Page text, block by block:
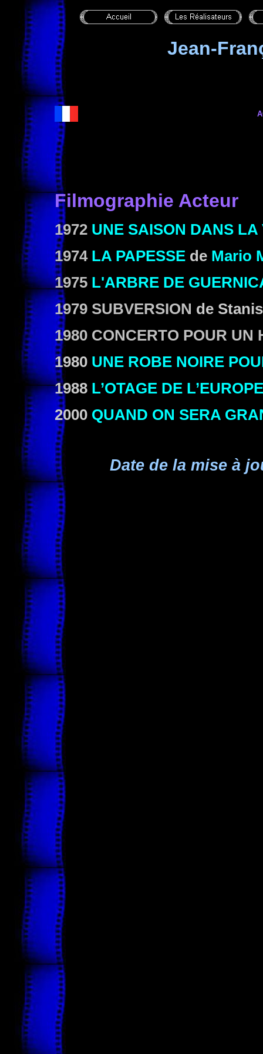
Jean-
Filmographie Acteur
1972 UNE SAISON DANS
1974 LA PAPESSE de Mario
1975 L'ARBRE DE
1979 SUBVERSION de
1980 CONCERTO POUR UN
1980 UNE ROBE NOIRE
1988 L’OTAGE DE L’EUROPE
2000 QUAND ON SERA
Date de la mise à